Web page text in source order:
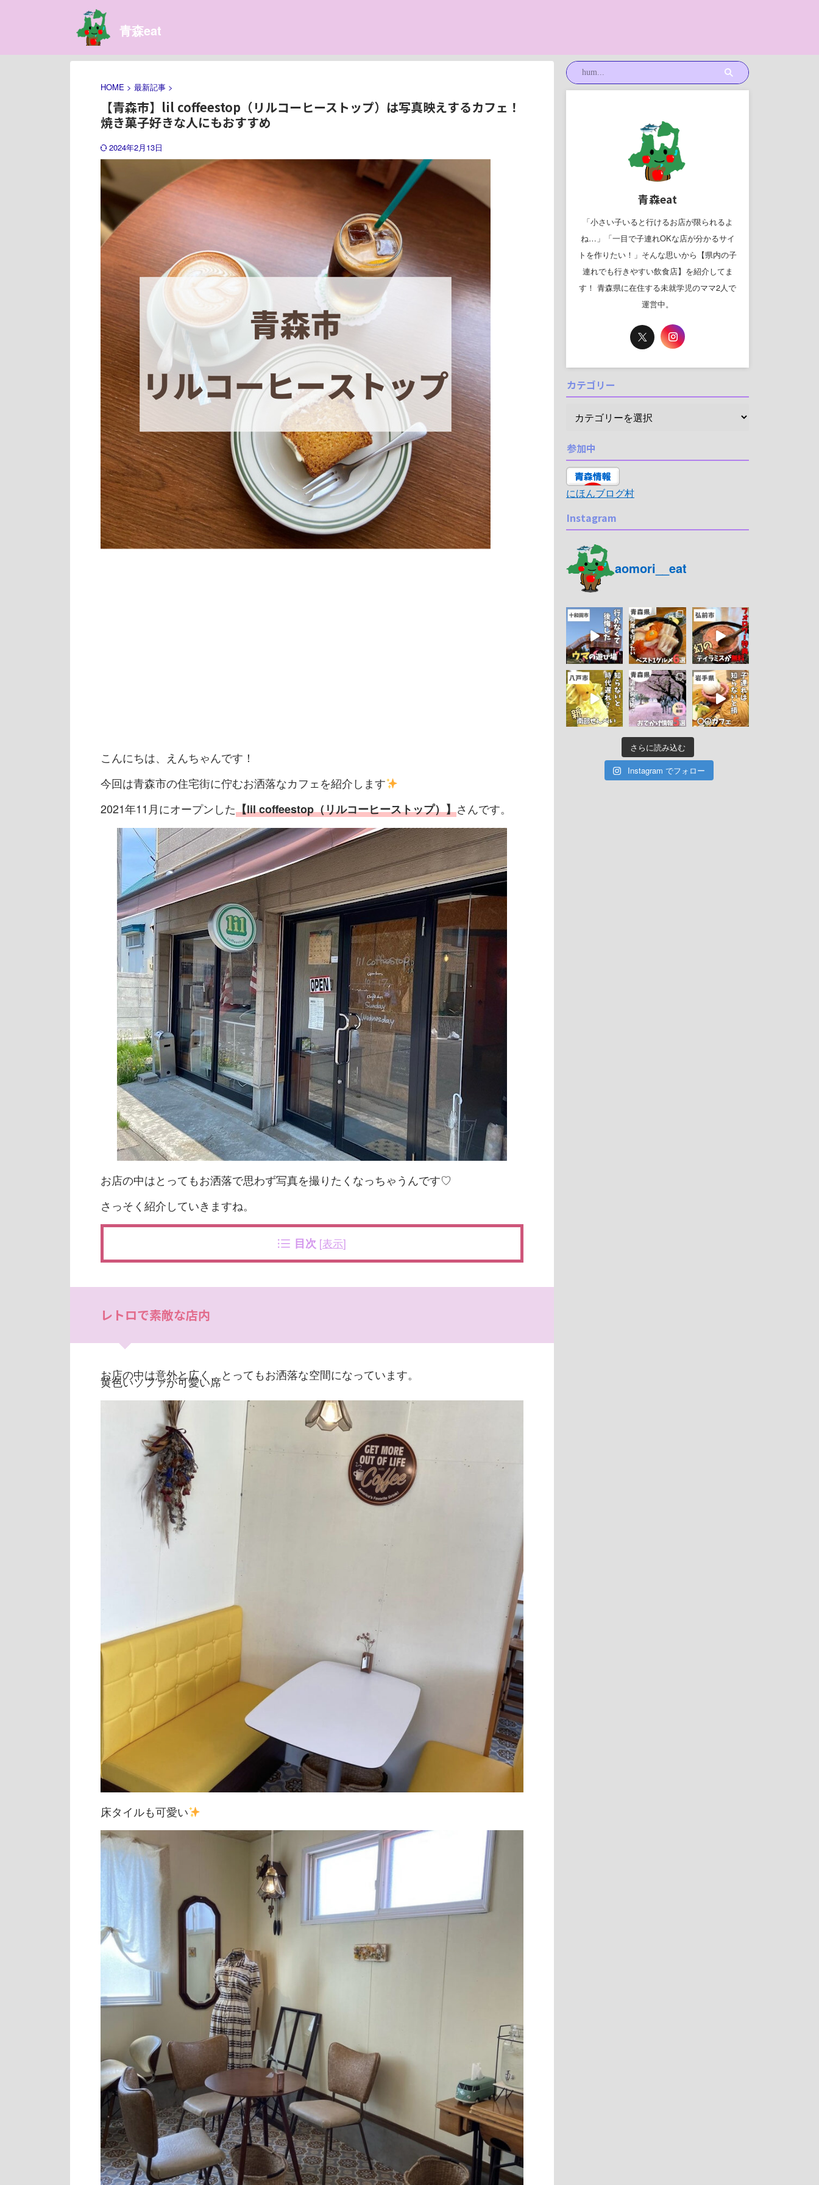
青森eat
HOME > 最新記事 >
【青森市】lil coffeestop（リルコーヒーストップ）は写真映えするカフェ！
焼き菓子好きな人にもおすすめ
2024年2月13日
こんにちは、えんちゃんです！
今回は青森市の住宅街に佇むお洒落なカフェを紹介します
2021年11月にオープンした【lil coffeestop（リルコーヒーストップ）】さんです。
お店の中はとってもお洒落で思わず写真を撮りたくなっちゃうんです♡
さっそく紹介していきますね。
目次 [表示]
レトロで素敵な店内
お店の中は意外と広く、とってもお洒落な空間になっています。
黄色いソファが可愛い席
床タイルも可愛い
青森eat
「小さい子いると行けるお店が限られるよ
ね…」「一目で子連れOKな店が分かるサイ
トを作りたい！」そんな思いから【県内の子
連れでも行きやすい飲食店】を紹介してま
す！ 青森県に在住する未就学児のママ2人で
運営中。
カテゴリー
参加中
にほんブログ村
Instagram
aomori__eat
さらに読み込む
Instagram でフォロー